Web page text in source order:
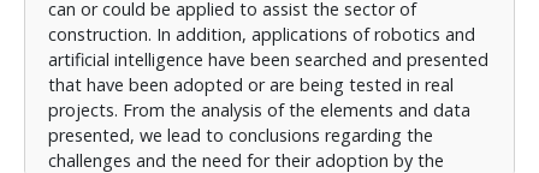
can or could be applied to assist the sector of
construction. In addition, applications of robotics and
artificial intelligence have been searched and presented
that have been adopted or are being tested in real
projects. From the analysis of the elements and data
presented, we lead to conclusions regarding the
challenges and the need for their adoption by the